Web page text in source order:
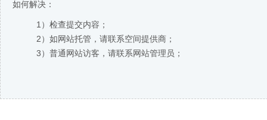
如何解决：
1）检查提交内容；
2）如网站托管，请联系空间提供商；
3）普通网站访客，请联系网站管理员；